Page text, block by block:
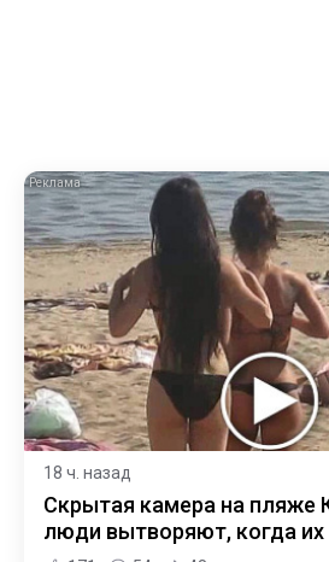
18 ч. назад
Скрытая камера на пляже
люди вытворяют, когда их